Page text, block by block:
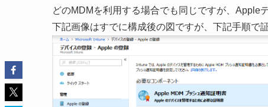
どのMDMを利用する場合でも同じですが、Apple
下記画像はすでに構成後の図ですが、下記手順で